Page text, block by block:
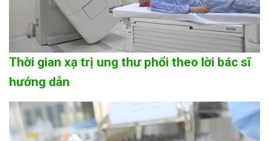
Thời gian xạ trị ung thư phổi theo lời bác sĩ
hướng dẫn